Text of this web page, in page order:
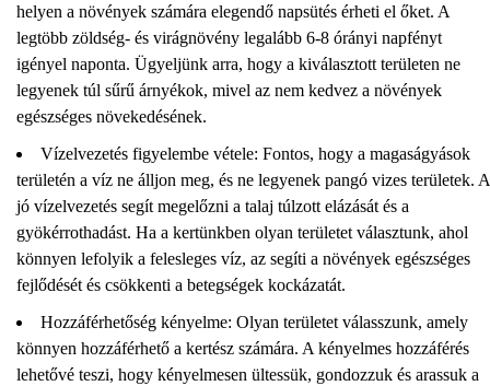
helyen a növények számára elegendő napsütés érheti el őket. A
legtöbb zöldség- és virágnövény legalább 6-8 órányi napfényt
igényel naponta. Ügyeljünk arra, hogy a kiválasztott területen ne
legyenek túl sűrű árnyékok, mivel az nem kedvez a növények
egészséges növekedésének.
Vízelvezetés figyelembe vétele: Fontos, hogy a magaságyások
területén a víz ne álljon meg, és ne legyenek pangó vizes területek. A
jó vízelvezetés segít megelőzni a talaj túlzott elázását és a
gyökérrothadást. Ha a kertünkben olyan területet választunk, ahol
könnyen lefolyik a felesleges víz, az segíti a növények egészséges
fejlődését és csökkenti a betegségek kockázatát.
Hozzáférhetőség kényelme: Olyan területet válasszunk, amely
könnyen hozzáférhető a kertész számára. A kényelmes hozzáférés
lehetővé teszi, hogy kényelmesen ültessük, gondozzuk és arassuk a